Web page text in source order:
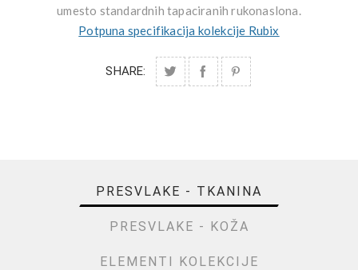
umesto standardnih tapaciranih rukonaslona.
Potpuna specifikacija kolekcije Rubix
SHARE:
PRESVLAKE - TKANINA
PRESVLAKE - KOŽA
ELEMENTI KOLEKCIJE